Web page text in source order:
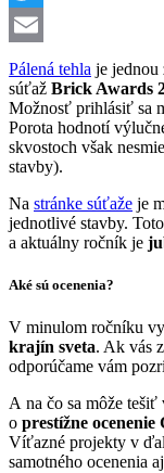
Twitter
Email
Pálená tehla je jednou
súťaž Brick Awards
Možnosť prihlásiť sa
Porota hodnotí
skvostoch však
stavby).
Na stránke súťaže je
jednotlivé stavby.
a aktuálny ročník je
Aké sú ocenenia?
V minulom ročníku
krajín sveta. Ak vás
odporúčame vám
A na čo sa môže
o prestížne ocenenie
Víťazné projekty v
samotného ocenenia